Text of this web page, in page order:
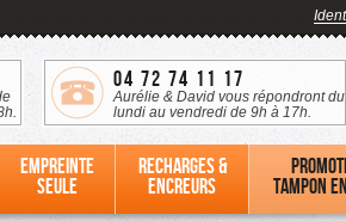
04 72 74 11 17
Aurélie & David vous répondront du
lundi au vendredi de 9h à 17h.
Empreinte
seule
Recharges &
Encreurs
tampon